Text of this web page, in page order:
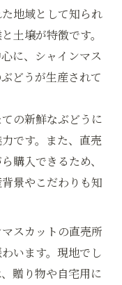
地域として知られ
土壌が特徴です。
に、シャインマス
どうが生産されて
の新鮮なぶどうに
です。また、直売
購入できるため、
景やこだわりも知
スカットの直売所
います。現地でし
贈り物や自宅用に